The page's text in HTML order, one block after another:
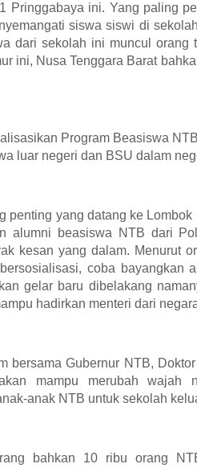
Pringgabaya ini. Yang paling
siswa siswi di
dari sekolah ini muncul orang
ini, Nusa Tenggara Barat
Program Beasiswa
luar negeri dan BSU dalam
penting yang datang ke
alumni beasiswa NTB dari
kesan yang dalam. Menurut
coba bayangkan
gelar baru dibelakang
hadirkan menteri dari
bersama Gubernur NTB,
mampu merubah wajah
anak NTB untuk sekolah
bahkan 10 ribu orang